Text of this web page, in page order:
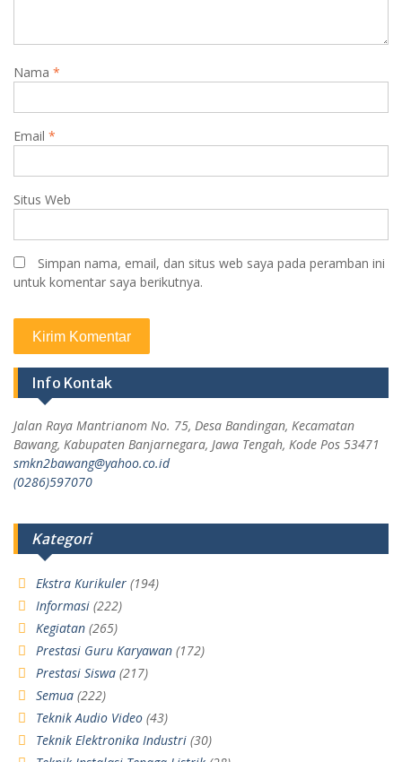
Nama *
Email *
Situs Web
Simpan nama, email, dan situs web saya pada peramban ini
untuk komentar saya berikutnya.
Info Kontak
Jalan Raya Mantrianom No. 75, Desa Bandingan, Kecamatan
Bawang, Kabupaten Banjarnegara, Jawa Tengah, Kode Pos 53471
smkn2bawang@yahoo.co.id
(0286)597070
Kategori
Ekstra Kurikuler (194)
Informasi (222)
Kegiatan (265)
Prestasi Guru Karyawan (172)
Prestasi Siswa (217)
Semua (222)
Teknik Audio Video (43)
Teknik Elektronika Industri (30)